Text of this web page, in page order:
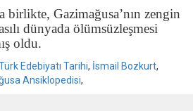
birlikte, Gazimağusa’nın zengin
dünyada ölümsüzleşmesi
oldu.
Türk Edebiyatı Tarihi, İsmail Bozkurt,
Ansiklopedisi,